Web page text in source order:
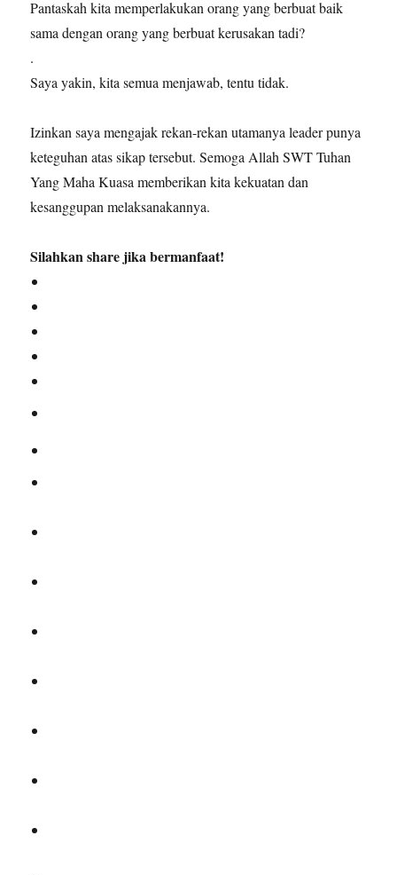
Pantaskah kita memperlakukan orang yang berbuat baik
sama dengan orang yang berbuat kerusakan tadi?
.
Saya yakin, kita semua menjawab, tentu tidak.
Izinkan saya mengajak rekan-rekan utamanya leader punya
keteguhan atas sikap tersebut. Semoga Allah SWT Tuhan
Yang Maha Kuasa memberikan kita kekuatan dan
kesanggupan melaksanakannya.
Silahkan share jika bermanfaat!